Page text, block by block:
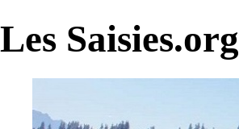
Les Saisies.org